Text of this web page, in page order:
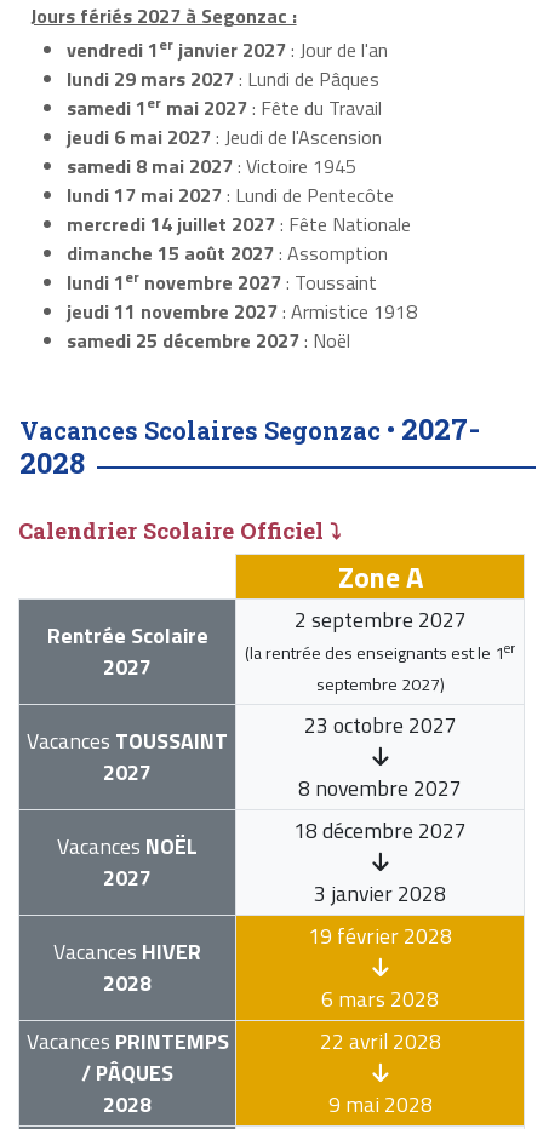
Jours fériés 2027 à Segonzac :
vendredi 1er janvier 2027: Jour de l'an
lundi 29 mars 2027: Lundi de Pâques
samedi 1er mai 2027: Fête du Travail
jeudi 6 mai 2027: Jeudi de l'Ascension
samedi 8 mai 2027: Victoire 1945
lundi 17 mai 2027: Lundi de Pentecôte
mercredi 14 juillet 2027: Fête Nationale
dimanche 15 août 2027: Assomption
lundi 1er novembre 2027: Toussaint
jeudi 11 novembre 2027: Armistice 1918
samedi 25 décembre 2027: Noël
Vacances Scolaires Segonzac • 2027-
2028
Calendrier Scolaire Officiel ⤵
Zone A
Rentrée Scolaire
2027
2 septembre 2027
(la rentrée des enseignants est le 1er
septembre 2027)
Vacances TOUSSAINT
2027
23 octobre 2027
8 novembre 2027
Vacances NOËL
2027
18 décembre 2027
3 janvier 2028
Vacances HIVER
2028
19 février 2028
6 mars 2028
Vacances PRINTEMPS
/ PÂQUES
2028
22 avril 2028
9 mai 2028